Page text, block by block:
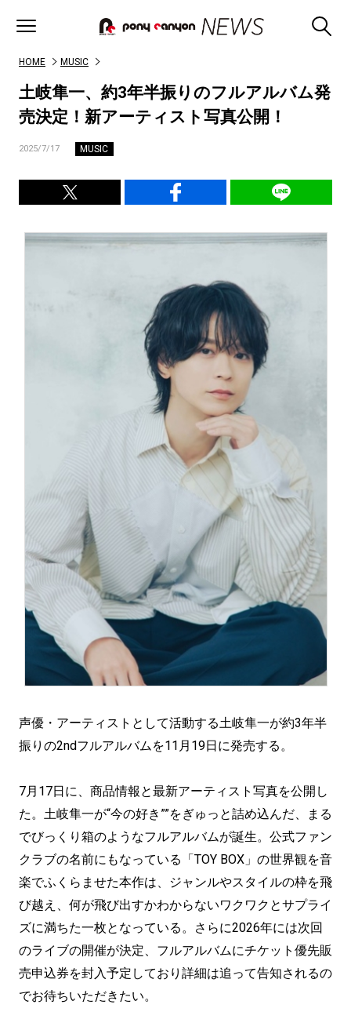
HOME MUSIC
土岐隼一、約3年半振りのフルアルバム発
売決定！新アーティスト写真公開！
2025/7/17 MUSIC
声優・アーティストとして活動する土岐隼一が約3年半
振りの2ndフルアルバムを11月19日に発売する。
7月17日に、商品情報と最新アーティスト写真を公開し
た。土岐隼一が“今の好き””をぎゅっと詰め込んだ、まる
でびっくり箱のようなフルアルバムが誕生。公式ファン
クラブの名前にもなっている「TOY BOX」の世界観を音
楽でふくらませた本作は、ジャンルやスタイルの枠を飛
び越え、何が飛び出すかわからないワクワクとサプライ
ズに満ちた一枚となっている。さらに2026年には次回
のライブの開催が決定、フルアルバムにチケット優先販
売申込券を封入予定しており詳細は追って告知されるの
でお待ちいただきたい。